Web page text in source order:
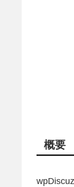
概要